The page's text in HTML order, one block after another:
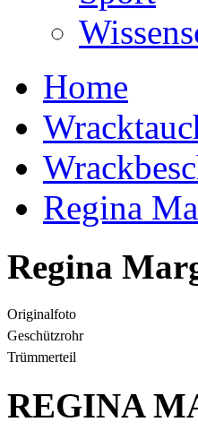
Home
Regina
Regina
Originalfoto
Geschützrohr
Trümmerteil
REGINA